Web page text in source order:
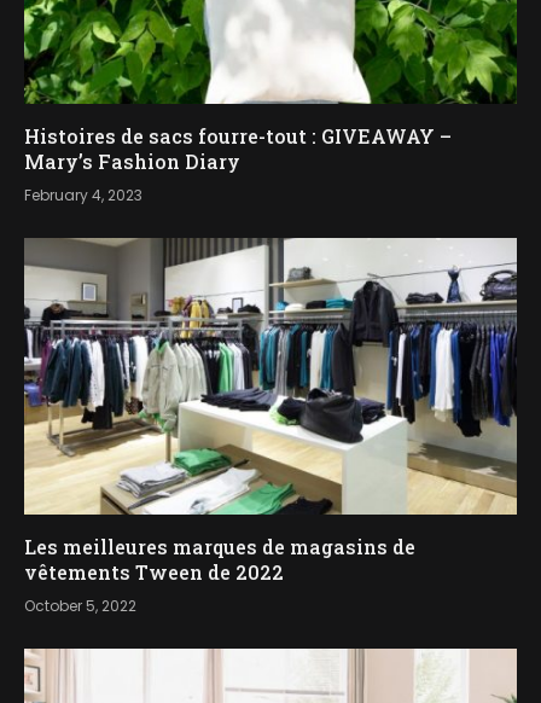
Histoires de sacs fourre-tout : GIVEAWAY –
Mary’s Fashion Diary
February 4, 2023
Les meilleures marques de magasins de
vêtements Tween de 2022
October 5, 2022